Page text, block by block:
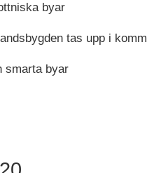
byar
tas upp i
smarta byar